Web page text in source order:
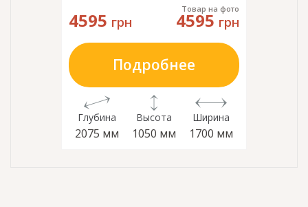
4595 грн
Товар на фото
4595 грн
Подробнее
Глубина
2075 мм
Высота
1050 мм
Ширина
1700 мм